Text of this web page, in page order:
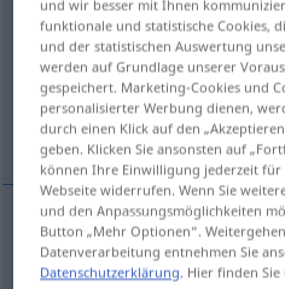
Übersicht aller
(Für mehr Details die
用力举起
用力举起[yònglì jǔqǐ]
und wir besser mit Ihnen
funktionale und statistische Cookies,
und der statistischen Auswertung
werden auf Grundlage unserer
gespeichert. Marketing-Cookies und
personalisierter Werbung dienen,
durch einen Klick auf den
geben. Klicken Sie ansonsten auf
können Ihre Einwilligung jederzeit für
Webseite widerrufen. Wenn Sie
und den Anpassungsmöglichkeiten
Button „Mehr Optionen“.
Datenverarbeitung entnehmen Sie
Datenschutzerklärung. Hier finden